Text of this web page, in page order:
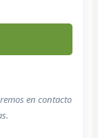
en contacto